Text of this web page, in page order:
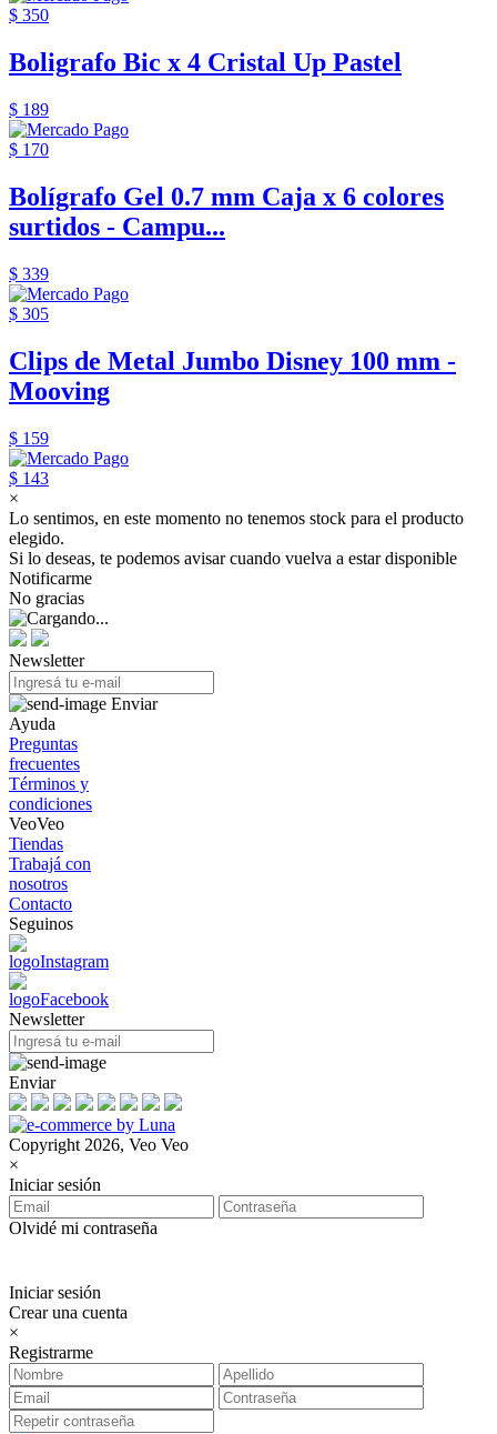
$ 350
Boligrafo Bic x 4 Cristal Up Pastel
$ 189
$ 170
Bolígrafo Gel 0.7 mm Caja x 6 colores
surtidos - Campu...
$ 339
$ 305
Clips de Metal Jumbo Disney 100 mm -
Mooving
$ 159
$ 143
×
Lo sentimos, en este momento no tenemos stock para el producto
elegido.
Si lo deseas, te podemos avisar cuando vuelva a estar disponible
Notificarme
No gracias
Newsletter
Enviar
Ayuda
Preguntas
frecuentes
Términos y
condiciones
VeoVeo
Tiendas
Trabajá con
nosotros
Contacto
Seguinos
Newsletter
Enviar
Copyright 2026, Veo Veo
×
Iniciar sesión
Olvidé mi contraseña
Iniciar sesión
Crear una cuenta
×
Registrarme